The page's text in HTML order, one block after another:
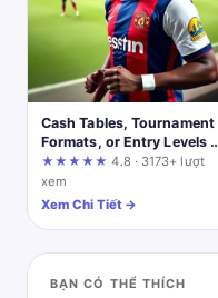
Cash Tables, Tournament
Formats, or Entry Levels –
Which Poker Option Fits
Your Play?
★★★★★4.8 · 3173+ lượt
xem
Xem Chi Tiết →
BẠN CÓ THỂ THÍCH